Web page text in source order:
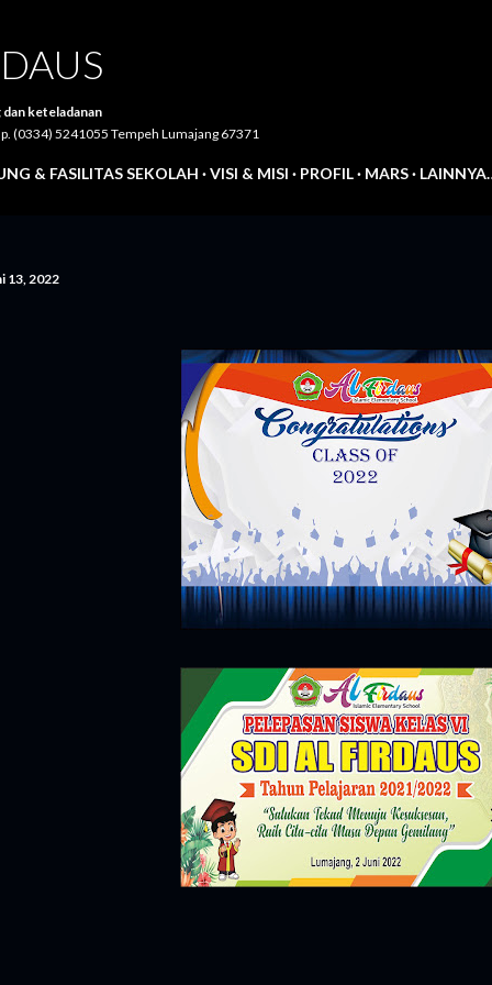
keteladanan
(0334) 5241055 Tempeh Lumajang 67371
& FASILITAS SEKOLAH VISI & MISI PROFIL MARS
13, 2022